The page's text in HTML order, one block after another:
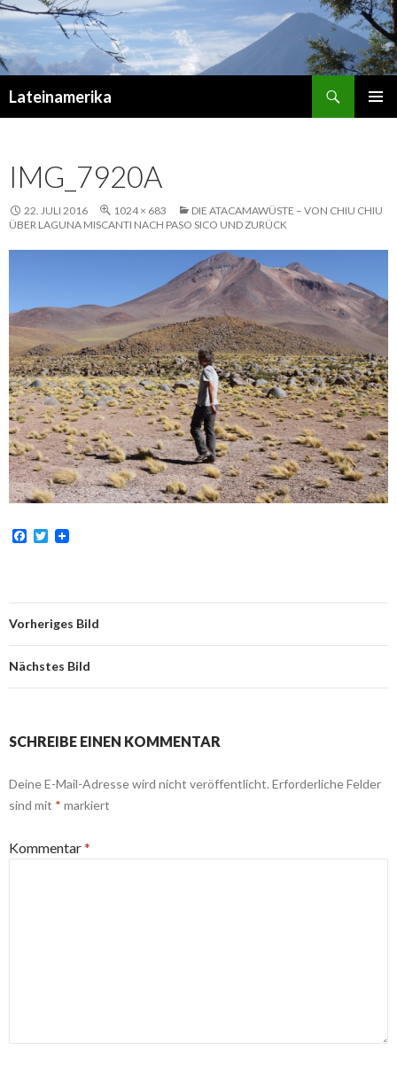
Lateinamerika
IMG_7920A
22. JULI 2016 1024 × 683
DIE ATACAMAWÜSTE – VON CHIU CHIU
ÜBER LAGUNA MISCANTI NACH PASO SICO UND ZURÜCK
F
o
o
T
e
r
Vorheriges Bild
Nächstes Bild
SCHREIBE EINEN KOMMENTAR
Deine E-Mail-Adresse wird nicht veröffentlicht. Erforderliche Felder
sind mit * markiert
Kommentar*